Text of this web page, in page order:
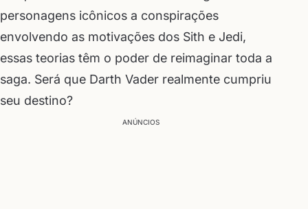
personagens icônicos a conspirações
envolvendo as motivações dos Sith e Jedi,
essas teorias têm o poder de reimaginar toda a
saga. Será que Darth Vader realmente cumpriu
seu destino?
ANÚNCIOS